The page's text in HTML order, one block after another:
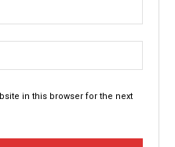
in this browser for the next